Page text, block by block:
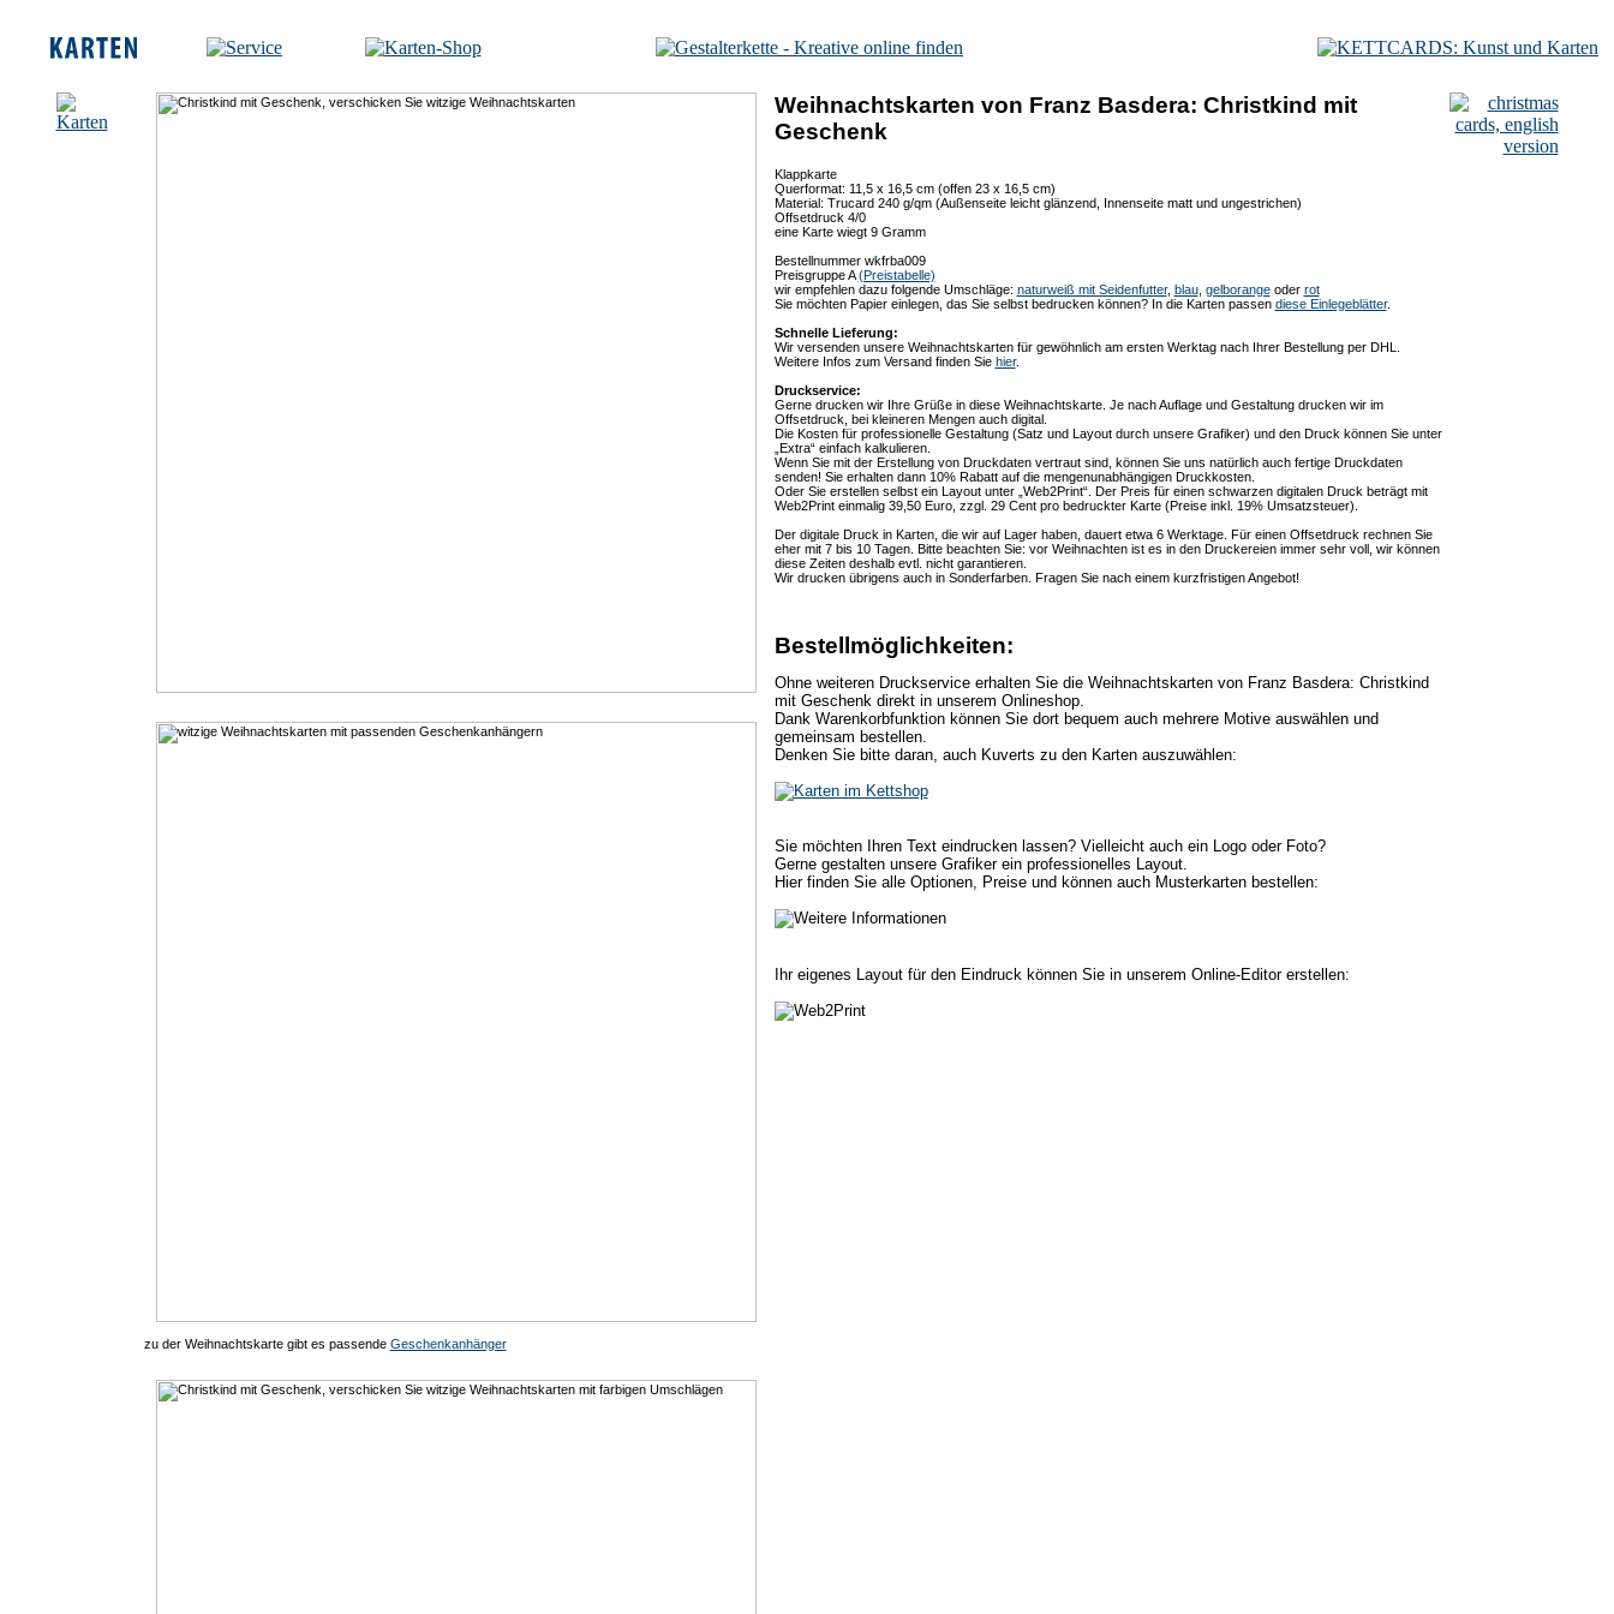
zu der Weihnachtskarte gibt es passende Geschenkanhänger
Weihnachtskarten von Franz Basdera: Christkind mit
Geschenk
Klappkarte
Querformat: 11,5 x 16,5 cm (offen 23 x 16,5 cm)
Material: Trucard 240 g/qm (Außenseite leicht glänzend, Innenseite matt und ungestrichen)
Offsetdruck 4/0
eine Karte wiegt 9 Gramm
Bestellnummer wkfrba009
Preisgruppe A(Preistabelle)
wir empfehlen dazu folgende Umschläge: naturweiß mit Seidenfutter, blau, gelborangeoder rot
Sie möchten Papier einlegen, das Sie selbst bedrucken können? In die Karten passen diese Einlegeblätter.
Schnelle Lieferung:
Wir versenden unsere Weihnachtskarten für gewöhnlich am ersten Werktag nach Ihrer Bestellung per DHL.
Weitere Infos zum Versand finden Sie hier.
Druckservice:
Gerne drucken wir Ihre Grüße in diese Weihnachtskarte. Je nach Auflage und Gestaltung drucken wir im
Offsetdruck, bei kleineren Mengen auch digital.
Die Kosten für professionelle Gestaltung (Satz und Layout durch unsere Grafiker) und den Druck können Sie unter
„Extra“ einfach kalkulieren.
Wenn Sie mit der Erstellung von Druckdaten vertraut sind, können Sie uns natürlich auch fertige Druckdaten
senden! Sie erhalten dann 10% Rabatt auf die mengenunabhängigen Druckkosten.
Oder Sie erstellen selbst ein Layout unter „Web2Print“. Der Preis für einen schwarzen digitalen Druck beträgt mit
Web2Print einmalig 39,50 Euro, zzgl. 29 Cent pro bedruckter Karte (Preise inkl. 19% Umsatzsteuer).
Der digitale Druck in Karten, die wir auf Lager haben, dauert etwa 6 Werktage. Für einen Offsetdruck rechnen Sie
eher mit 7 bis 10 Tagen. Bitte beachten Sie: vor Weihnachten ist es in den Druckereien immer sehr voll, wir können
diese Zeiten deshalb evtl. nicht garantieren.
Wir drucken übrigens auch in Sonderfarben. Fragen Sie nach einem kurzfristigen Angebot!
Bestellmöglichkeiten:
Ohne weiteren Druckservice erhalten Sie die Weihnachtskarten von Franz Basdera: Christkind
mit Geschenk direkt in unserem Onlineshop.
Dank Warenkorbfunktion können Sie dort bequem auch mehrere Motive auswählen und
gemeinsam bestellen.
Denken Sie bitte daran, auch Kuverts zu den Karten auszuwählen:
Sie möchten Ihren Text eindrucken lassen? Vielleicht auch ein Logo oder Foto?
Gerne gestalten unsere Grafiker ein professionelles Layout.
Hier finden Sie alle Optionen, Preise und können auch Musterkarten bestellen:
Ihr eigenes Layout für den Eindruck können Sie in unserem Online-Editor erstellen: